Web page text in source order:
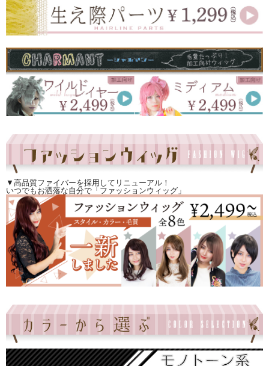
▼高品質ファイバーを採用してリニューアル！
いつでもお洒落な自分で「ファッションウィッグ」